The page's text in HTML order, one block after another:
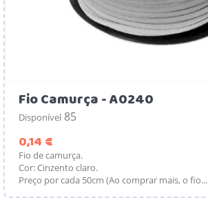
Fio Camurça - A0240
Disponível 85
0,14 €
Fio de camurça.
Cor: Cinzento claro.
Preço por cada 50cm (Ao comprar mais, o fio...